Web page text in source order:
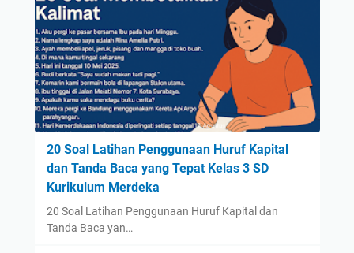
20 Soal Latihan Penggunaan Huruf Kapital
dan Tanda Baca yang Tepat Kelas 3 SD
Kurikulum Merdeka
20 Soal Latihan Penggunaan Huruf Kapital dan
Tanda Baca yan…